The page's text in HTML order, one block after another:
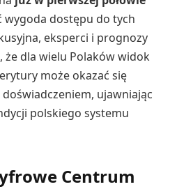
wygoda dostępu do tych
eksperci i prognozy
że dla wielu Polaków widok
może okazać się
ujawniając
polskiego systemu
Centrum